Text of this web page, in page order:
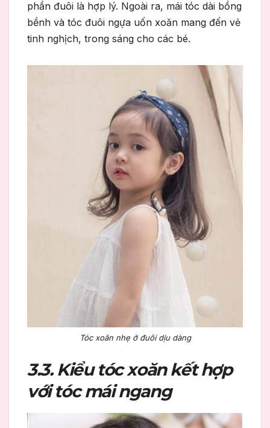
phần đuôi là hợp lý. Ngoài ra, mái tóc dài bồng
bềnh và tóc đuôi ngựa uốn xoăn mang đến vẻ
tinh nghịch, trong sáng cho các bé.
Tóc xoăn nhẹ ở đuôi dịu dàng
3.3. Kiểu tóc xoăn kết hợp
với tóc mái ngang